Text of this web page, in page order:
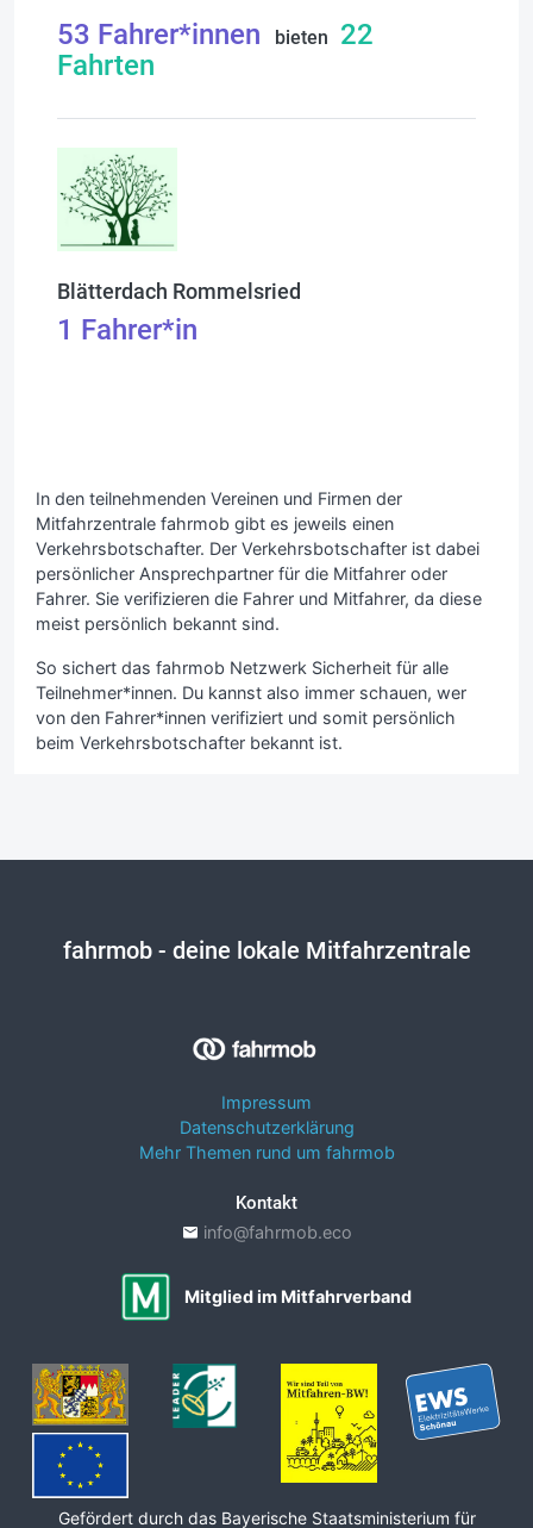
53 Fahrer*innen bieten
22
Fahrten
Blätterdach Rommelsried
1 Fahrer*in
In den teilnehmenden Vereinen und Firmen der
Mitfahrzentrale fahrmob gibt es jeweils einen
Verkehrsbotschafter. Der Verkehrsbotschafter ist dabei
persönlicher Ansprechpartner für die Mitfahrer oder
Fahrer. Sie verifizieren die Fahrer und Mitfahrer, da diese
meist persönlich bekannt sind.
So sichert das fahrmob Netzwerk Sicherheit für alle
Teilnehmer*innen. Du kannst also immer schauen, wer
von den Fahrer*innen verifiziert und somit persönlich
beim Verkehrsbotschafter bekannt ist.
fahrmob- deine lokale Mitfahrzentrale
Impressum
Datenschutzerklärung
Mehr Themen rund um fahrmob
Kontakt
info@fahrmob.eco
Mitglied im Mitfahrverband
Gefördert durch das Bayerische Staats­ministerium für